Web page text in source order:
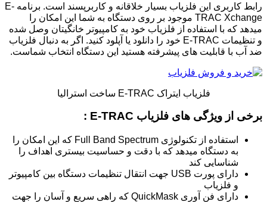
رابط کاربری این فلزیاب بسیار خلاقانه و کاربرپسند است. برنامه E-
TRAC Xchange موجود بر روی دستگاه به شما این امکان را
میدهد که با استفاده از فلزیاب خود به کامپیوتر خانگیتان وصل شده
و تنظیمات E-TRAC خود را دانلود یا آپلود کنید. اگر به دنبال فلزیاب
ضد آب با قابلیت های پیشرفته هستید این دستگاه انتخاب شماست.
فلزیاب ایتراک E-TRAC ساخت استرالیا
برخی از ویژگی های فلزیاب E-TRAC :
استفاده از تکنولوژی Full Band Spectrum که این امکان را
به دستگاه میدهد که با دقت و حساسیت بیستری اهداف را
شناسایی کند
دارای پورت USB جهت انتقال تنظیمات دستگاه بین کامپیوتر
و فلزیاب
دارای فن آوری QuickMask که راهی سریع و آسان را جهت